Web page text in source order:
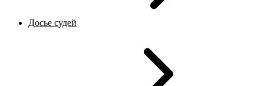
Досье судей